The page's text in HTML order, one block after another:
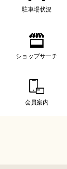
駐車場状況
ショップサーチ
会員案内